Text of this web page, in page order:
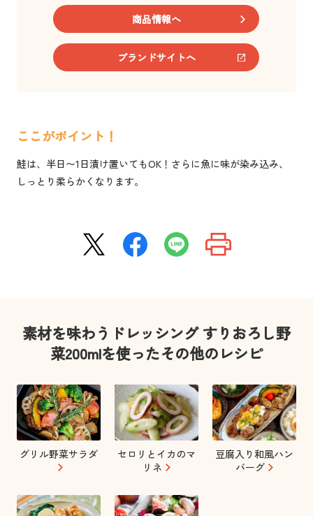
商品情報へ
ブランドサイトへ
ここがポイント！
鮭は、半日〜1日漬け置いてもOK！さらに魚に味が染み込み、
しっとり柔らかくなります。
素材を味わうドレッシング すりおろし野
菜200mlを使ったその他のレシピ
グリル野菜サラダ
セロリとイカのマ
リネ
豆腐入り和風ハン
バーグ